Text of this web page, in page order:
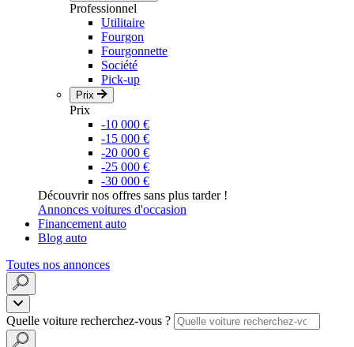
Professionnel
Utilitaire
Fourgon
Fourgonnette
Société
Pick-up
Prix
Prix
-10 000 €
-15 000 €
-20 000 €
-25 000 €
-30 000 €
Découvrir nos offres sans plus tarder !
Annonces voitures d'occasion
Financement auto
Blog auto
Toutes nos annonces
Quelle voiture recherchez-vous ?